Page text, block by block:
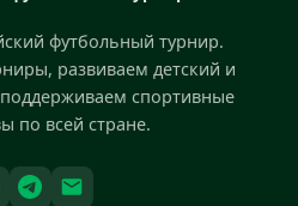
футбольный турнир.
развиваем детский и
спортивные
по всей стране.